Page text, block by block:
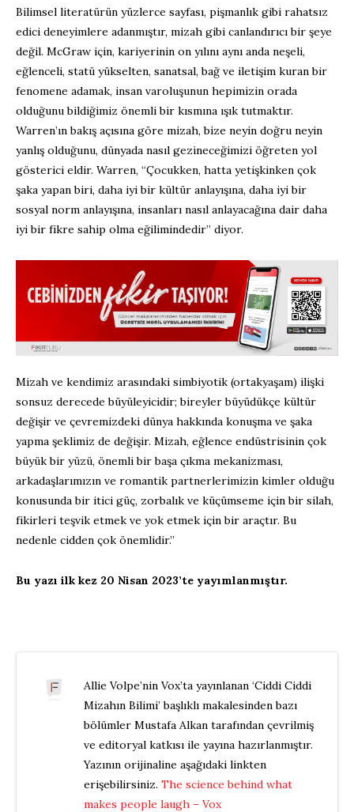
Bilimsel literatürün yüzlerce sayfası, pişmanlık gibi rahatsız
edici deneyimlere adanmıştır, mizah gibi canlandırıcı bir şeye
değil. McGraw için, kariyerinin on yılını aynı anda neşeli,
eğlenceli, statü yükselten, sanatsal, bağ ve iletişim kuran bir
fenomene adamak, insan varoluşunun hepimizin orada
olduğunu bildiğimiz önemli bir kısmına ışık tutmaktır.
Warren’ın bakış açısına göre mizah, bize neyin doğru neyin
yanlış olduğunu, dünyada nasıl gezineceğimizi öğreten yol
gösterici eldir. Warren, “Çocukken, hatta yetişkinken çok
şaka yapan biri, daha iyi bir kültür anlayışına, daha iyi bir
sosyal norm anlayışına, insanları nasıl anlayacağına dair daha
iyi bir fikre sahip olma eğilimindedir” diyor.
Mizah ve kendimiz arasındaki simbiyotik (ortakyaşam) ilişki
sonsuz derecede büyüleyicidir; bireyler büyüdükçe kültür
değişir ve çevremizdeki dünya hakkında konuşma ve şaka
yapma şeklimiz de değişir. Mizah, eğlence endüstrisinin çok
büyük bir yüzü, önemli bir başa çıkma mekanizması,
arkadaşlarımızın ve romantik partnerlerimizin kimler olduğu
konusunda bir itici güç, zorbalık ve küçümseme için bir silah,
fikirleri teşvik etmek ve yok etmek için bir araçtır. Bu
nedenle cidden çok önemlidir.”
Bu yazı ilk kez 20 Nisan 2023’te yayımlanmıştır.
Allie Volpe’nin Vox’ta yayınlanan ‘Ciddi Ciddi
Mizahın Bilimi’ başlıklı makalesinden bazı
bölümler Mustafa Alkan tarafından çevrilmiş
ve editoryal katkısı ile yayına hazırlanmıştır.
Yazının orijinaline aşağıdaki linkten
erişebilirsiniz. The science behind what
makes people laugh – Vox